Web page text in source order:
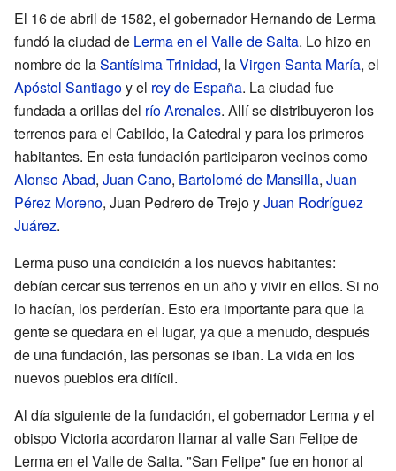
El 16 de abril de 1582, el gobernador Hernando de Lerma
fundó la ciudad de Lerma en el Valle de Salta. Lo hizo en
nombre de laSantísima Trinidad, laVirgen Santa María, el
Apóstol Santiagoy el rey de España. La ciudad fue
fundada a orillas del río Arenales. Allí se distribuyeron los
terrenos para el Cabildo, la Catedral y para los primeros
habitantes. En esta fundación participaron vecinos como
Alonso Abad, Juan Cano, Bartolomé de Mansilla, Juan
Pérez Moreno, Juan Pedrero de Trejo yJuan Rodríguez
Juárez.
Lerma puso una condición a los nuevos habitantes:
debían cercar sus terrenos en un año y vivir en ellos. Si no
lo hacían, los perderían. Esto era importante para que la
gente se quedara en el lugar, ya que a menudo, después
de una fundación, las personas se iban. La vida en los
nuevos pueblos era difícil.
Al día siguiente de la fundación, el gobernador Lerma y el
obispo Victoria acordaron llamar al valle San Felipe de
Lerma en el Valle de Salta. "San Felipe" fue en honor al